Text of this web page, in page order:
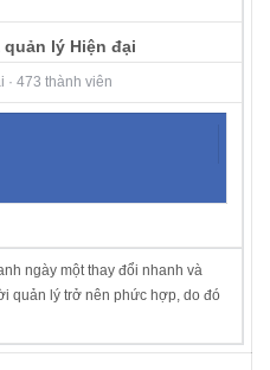
lý Hiện đại
· 473 thành viên
ngày một thay đổi nhanh và
quản lý trở nên phức hợp, do đó